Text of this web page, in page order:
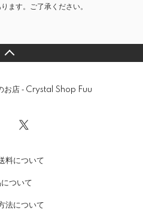
ます。ご了承ください。
お店 ‐ Crystal Shop Fuu
料について
ついて
法について